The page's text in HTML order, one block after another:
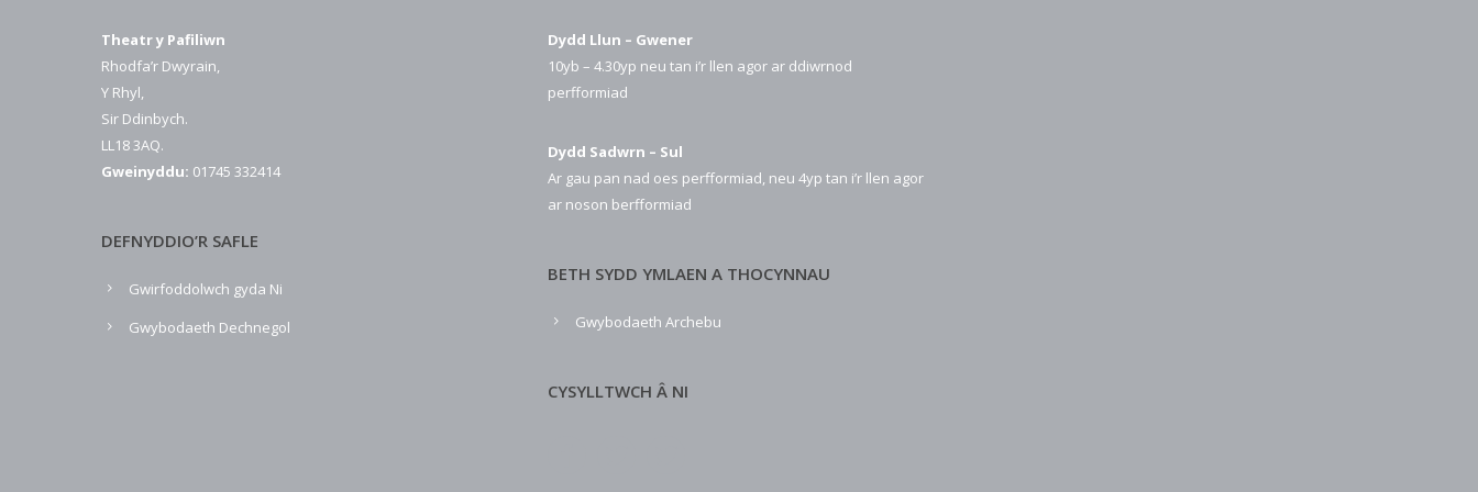
Theatr y Pafiliwn
Rhodfa’r Dwyrain,
Y Rhyl,
Sir Ddinbych.
LL18 3AQ.
Gweinyddu: 01745 332414
DEFNYDDIO’R SAFLE
Gwirfoddolwch gyda Ni
Gwybodaeth Dechnegol
Dydd Llun – Gwener
10yb – 4.30yp neu tan i’r llen agor ar ddiwrnod
perfformiad
Dydd Sadwrn – Sul
Ar gau pan nad oes perfformiad, neu 4yp tan i’r llen agor
ar noson berfformiad
BETH SYDD YMLAEN A THOCYNNAU
Gwybodaeth Archebu
CYSYLLTWCH Â NI